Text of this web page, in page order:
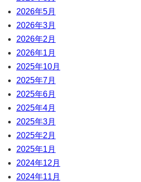
2026年5月
2026年3月
2026年2月
2026年1月
2025年10月
2025年7月
2025年6月
2025年4月
2025年3月
2025年2月
2025年1月
2024年12月
2024年11月